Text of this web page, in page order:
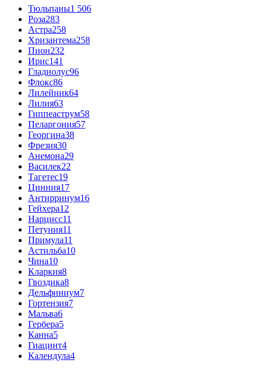
Тюльпаны1 506
Роза283
Астра258
Хризантема258
Пион232
Ирис141
Гладиолус96
Флокс86
Лилейник64
Лилия63
Гиппеаструм58
Пеларгония57
Георгина38
Фрезия30
Анемона29
Василек22
Тагетес19
Цинния17
Антирринум16
Гейхера12
Нарцисс11
Петуния11
Примула11
Астильба10
Чина10
Кларкия8
Гвоздика8
Дельфиниум7
Гортензия7
Мальва6
Гербера5
Канна5
Гиацинт4
Календула4